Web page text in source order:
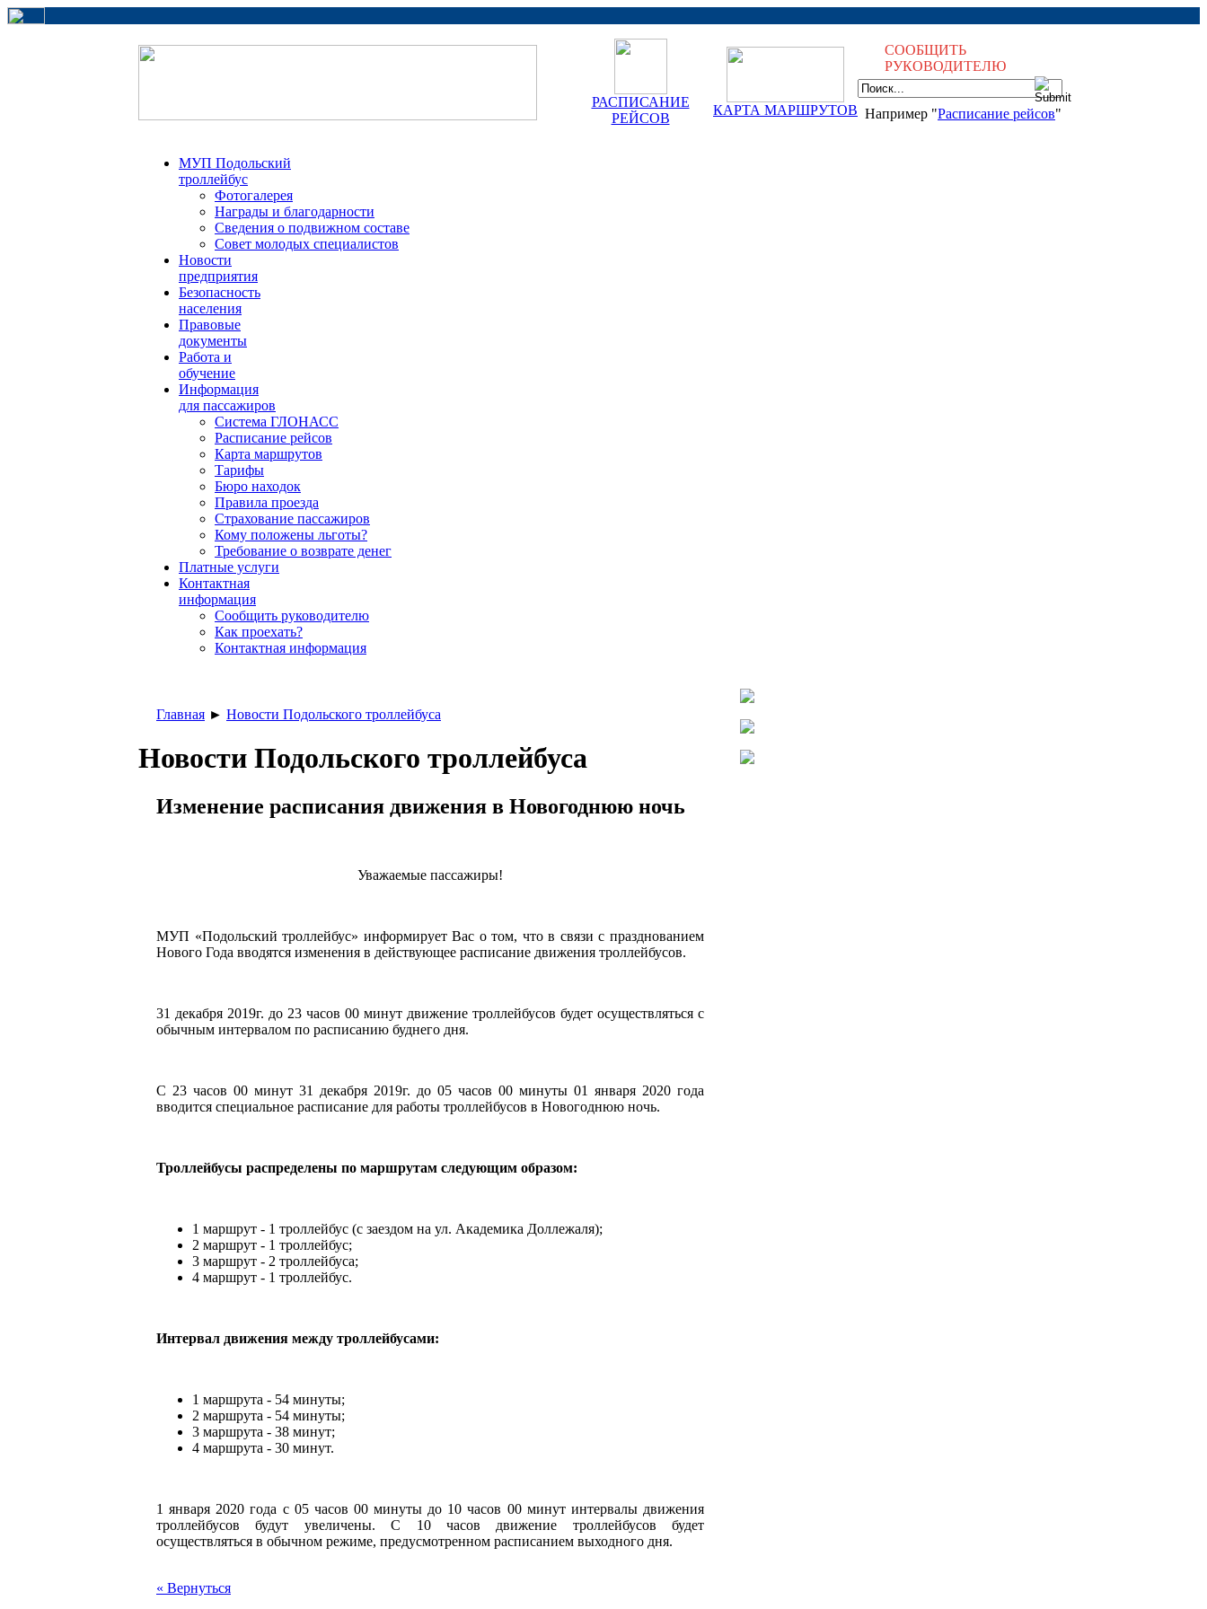
РАСПИСАНИЕ
РЕЙСОВ
КАРТА МАРШРУТОВ
СООБЩИТЬ
РУКОВОДИТЕЛЮ
Например "Расписание рейсов"
МУП Подольский
троллейбус
Фотогалерея
Награды и благодарности
Сведения о подвижном составе
Совет молодых специалистов
Новости
предприятия
Безопасность
населения
Правовые
документы
Работа и
обучение
Информация
для пассажиров
Система ГЛОНАСС
Расписание рейсов
Карта маршрутов
Тарифы
Бюро находок
Правила проезда
Страхование пассажиров
Кому положены льготы?
Требование о возврате денег
Платные услуги
Контактная
информация
Сообщить руководителю
Как проехать?
Контактная информация
Главная ► Новости Подольского троллейбуса
Новости Подольского троллейбуса
Изменение расписания движения в Новогоднюю ночь
Уважаемые пассажиры!
МУП «Подольский троллейбус» информирует Вас о том, что в связи с празднованием
Нового Года вводятся изменения в действующее расписание движения троллейбусов.
31 декабря 2019г. до 23 часов 00 минут движение троллейбусов будет осуществляться с
обычным интервалом по расписанию буднего дня.
С 23 часов 00 минут 31 декабря 2019г. до 05 часов 00 минуты 01 января 2020 года
вводится специальное расписание для работы троллейбусов в Новогоднюю ночь.
Троллейбусы распределены по маршрутам следующим образом:
1 маршрут - 1 троллейбус (с заездом на ул. Академика Доллежаля);
2 маршрут - 1 троллейбус;
3 маршрут - 2 троллейбуса;
4 маршрут - 1 троллейбус.
Интервал движения между троллейбусами:
1 маршрута - 54 минуты;
2 маршрута - 54 минуты;
3 маршрута - 38 минут;
4 маршрута - 30 минут.
1 января 2020 года с 05 часов 00 минуты до 10 часов 00 минут интервалы движения
троллейбусов будут увеличены. С 10 часов движение троллейбусов будет
осуществляться в обычном режиме, предусмотренном расписанием выходного дня.
« Вернуться